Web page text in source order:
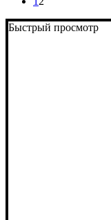
Быстрый просмотр